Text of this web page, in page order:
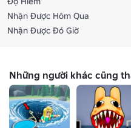
Nhận Được Hôm Qua
Nhận Được Đó Giờ
Những người khác cũng